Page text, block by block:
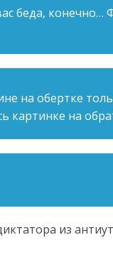
беда, конечно…
на обертке
картинке на
из